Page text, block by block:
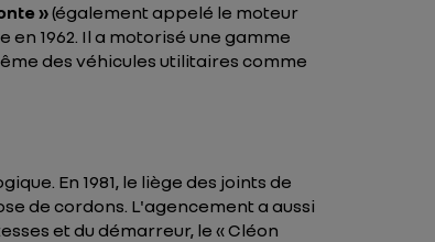
»(également appelé le moteur
1962. Il a motorisé une gamme
des véhicules utilitaires comme
En 1981, le liège des joints de
de cordons. L'agencement a aussi
et du démarreur, le « Cléon